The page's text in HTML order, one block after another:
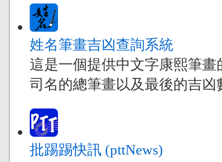
姓名筆畫吉凶查詢系統
這是一個提供中文字康熙筆
司名的總筆畫以及最後的吉
批踢踢快訊 (pttNews)